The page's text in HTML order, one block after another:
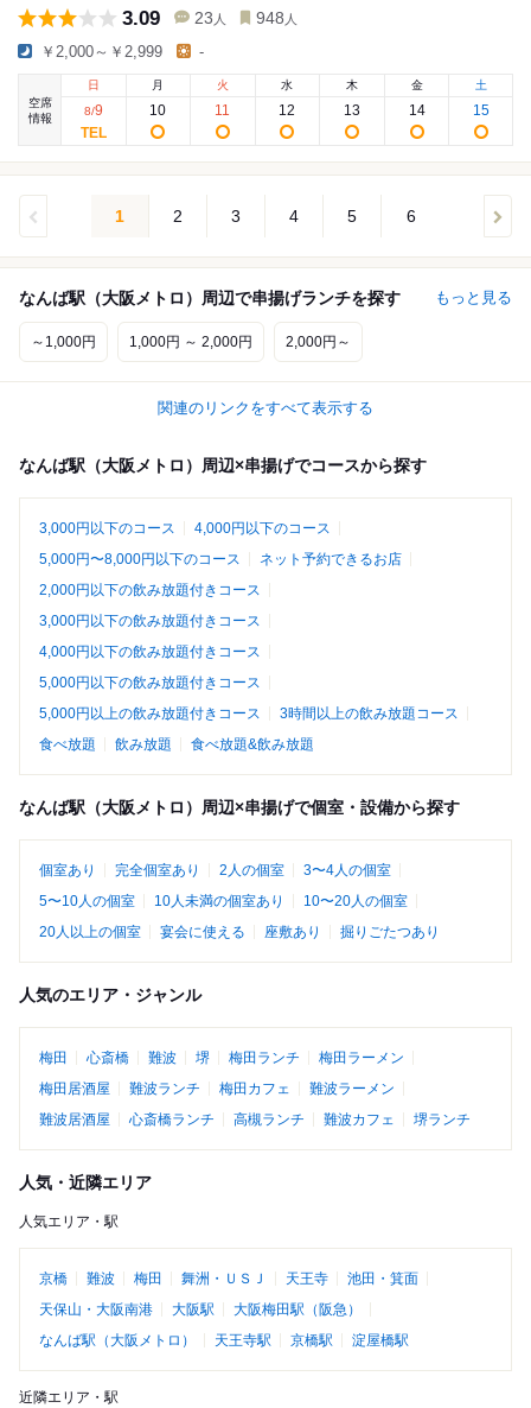
3.09 23 人 948 人
￥2,000～￥2,999 -
空席
情報
日
8/9
月
10
火
11
水
12
木
13
金
14
土
15
1 2 3 4 5 6
なんば駅（大阪メトロ）周辺で串揚げランチを探す もっと見る
～1,000円 1,000円 ～ 2,000円 2,000円～
関連のリンクをすべて表示する
なんば駅（大阪メトロ）周辺×串揚げでコースから探す
3,000円以下のコース
4,000円以下のコース
5,000円〜8,000円以下のコース
ネット予約できるお店
2,000円以下の飲み放題付きコース
3,000円以下の飲み放題付きコース
4,000円以下の飲み放題付きコース
5,000円以下の飲み放題付きコース
5,000円以上の飲み放題付きコース
3時間以上の飲み放題コース
食べ放題
飲み放題 食べ放題&飲み放題
なんば駅（大阪メトロ）周辺×串揚げで個室・設備から探す
個室あり 完全個室あり 2人の個室
3〜4人の個室
5〜10人の個室
10人未満の個室あり
10〜20人の個室
20人以上の個室
宴会に使える 座敷あり 掘りごたつあり
人気のエリア・ジャンル
梅田 心斎橋 難波 堺 梅田ランチ
梅田ラーメン
梅田居酒屋
難波ランチ 梅田カフェ
難波ラーメン
難波居酒屋
心斎橋ランチ 高槻ランチ 難波カフェ 堺ランチ
人気・近隣エリア
人気エリア・駅
京橋 難波 梅田 舞洲・ＵＳＪ 天王寺
池田・箕面
天保山・大阪南港
大阪駅
大阪梅田駅（阪急）
なんば駅（大阪メトロ）
天王寺駅 京橋駅 淀屋橋駅
近隣エリア・駅